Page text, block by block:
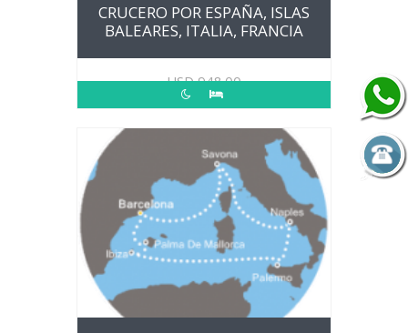
CRUCERO POR ESPAÑA, ISLAS
BALEARES, ITALIA, FRANCIA
USD948.00